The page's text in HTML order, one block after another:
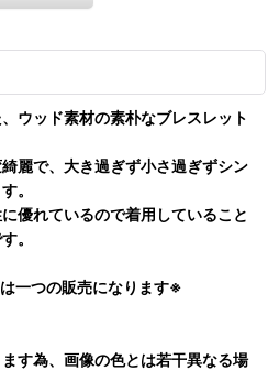
ウッド素材の素朴なブレスレット
麗で、大き過ぎず小さ過ぎずシン
。
優れているので着用していること
。
一つの販売になります※
す為、画像の色とは若干異なる場